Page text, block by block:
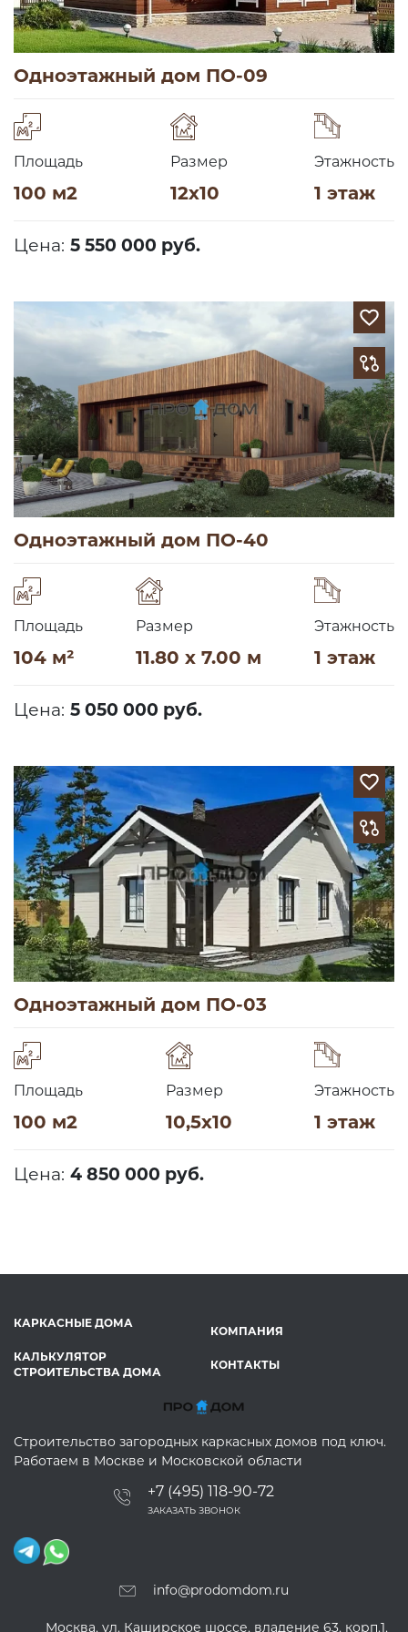
Одноэтажный дом ПО-09
Площадь
100 м2
Размер
12х10
Этажность
1 этаж
Цена: 5 550 000 руб.
Одноэтажный дом ПО-40
Площадь
104 м²
Размер
11.80 x 7.00 м
Этажность
1 этаж
Цена: 5 050 000 руб.
Одноэтажный дом ПО-03
Площадь
100 м2
Размер
10,5х10
Этажность
1 этаж
Цена: 4 850 000 руб.
КАРКАСНЫЕ ДОМА
КАЛЬКУЛЯТОР
СТРОИТЕЛЬСТВА ДОМА
КОМПАНИЯ
КОНТАКТЫ
Строительство загородных каркасных домов под ключ.
Работаем в Москве и Московской области
+7 (495) 118-90-72
ЗАКАЗАТЬ ЗВОНОК
info@prodomdom.ru
Москва, ул. Каширское шоссе, владение 63, корп.1,